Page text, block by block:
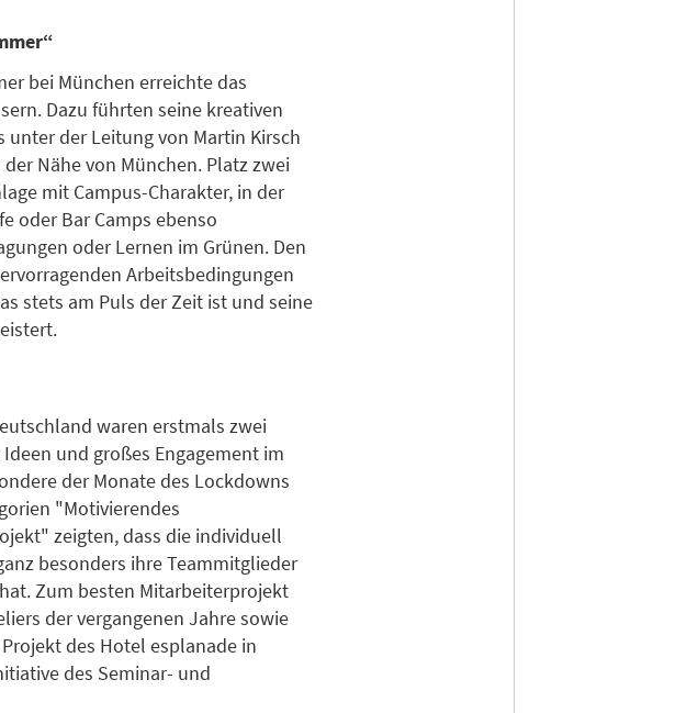
bei München erreichte das
Dazu führten seine kreativen
der Leitung von Martin Kirsch
Nähe von München. Platz zwei
mit Campus-Charakter, in der
oder Bar Camps ebenso
oder Lernen im Grünen. Den
Arbeitsbedingungen
stets am Puls der Zeit ist und seine
waren erstmals zwei
und großes Engagement im
der Monate des Lockdowns
"Motivierendes
zeigten, dass die individuell
besonders ihre Teammitglieder
Zum besten Mitarbeiterprojekt
der vergangenen Jahre sowie
des Hotel esplanade in
des Seminar- und